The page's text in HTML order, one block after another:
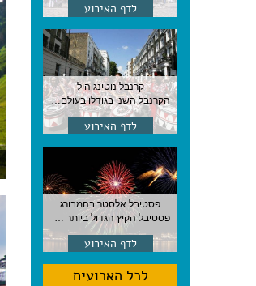
לדף האירוע
קרנבל נוטינג היל
הקרנבל השני בגודלו בעולם, עם מוזיקה, תהלוכות ותחפושות. לונדון
לדף האירוע
פסטיבל אלסטר בהמבורג
פסטיבל הקיץ הגדול ביותר בהמבורג, סוף אוגוסט, גרמניה
לדף האירוע
לכל הארועים